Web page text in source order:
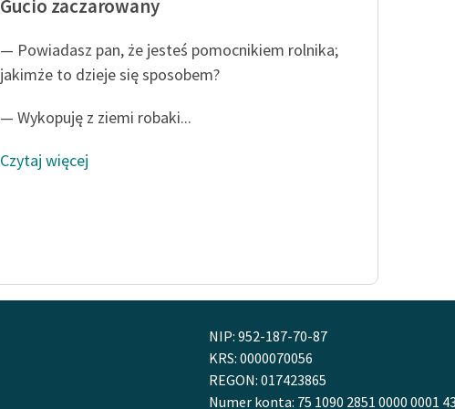
Gucio zaczarowany
— Powiadasz pan, że jesteś pomocnikiem rolnika;
jakimże to dzieje się sposobem?
— Wykopuję z ziemi robaki...
Czytaj więcej
NIP: 952-187-70-87
KRS: 0000070056
REGON: 017423865
Numer konta: 75 1090 2851 0000 0001